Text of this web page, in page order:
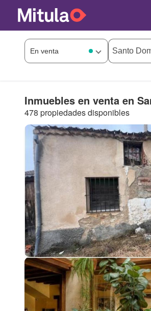
Inmuebles en venta en
478 propiedades disponibles